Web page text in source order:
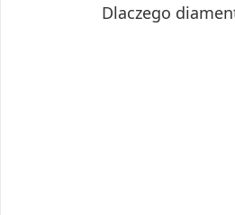
Dlaczego